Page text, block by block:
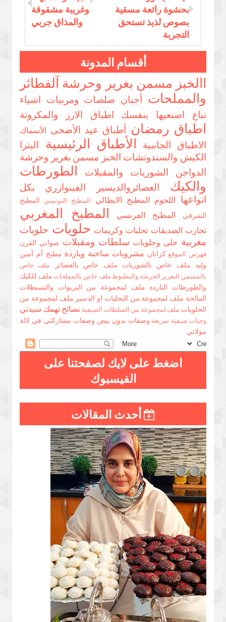
وغريبة مشقوقة
والمذاق جربي
بحشوة رائعة مسقية
بصوص لذيذ تستحق
التجربة
أقسام المدونة
االخبز مسمن بغرير وحرشة آلفطائر
والمملحاتأجبان صلصات ومربيات اشياء
تباع اصنعيها بنفسك اطباق الارز والمكرونة
اطباق رمضان أطباق عيد الأضحى الأسماك
الاطباق الجانبية الأطباق الرئيسية
البتزا
الكيش والسندوتشات الخبز مسمن بغرير وحرشة
الدواجن الشوربات والمقبلات الطورطات
والكيك
العصائروالديسير الفينوازري بكل
انواعها
اللحوم المطبخ الايطالي المطبخ التونسي المطبخ
الشرقي المطبخ الفرنسي المطبخ المغربي
تجارب الصديقات تحليات وكريمات حلويات حلويات
مغربية حلى وحلويات سلطات ومقبلات صواني الفرن
فهرس الموقعكراتان مشروبات ساخنة وباردة مطبخ أم أمين
وليد ملف خاص بالشوربات ملف خاص بالعصائر
ملف خاص
بالمسمن البغرير الحرشة والبطبوط ملف خاص بالمملحات ملف للكيك
والطورطات الباردة ملف لمجموعة من البريوات والبسيطلات
المالحة ملف لمجموعة من التحليات او الدسير ملف لمجموعة من
الحلويات ملف لمجموعة من السلطات الصيفية نصائح تهمك سيدتي
وجبات صيفية سريعة وصفات بدون بيض وصفات مشاركتي في لالة
مولاتي
اضغط على لايك لصفحتنا على
الفيسبوك
أحدث المقالات